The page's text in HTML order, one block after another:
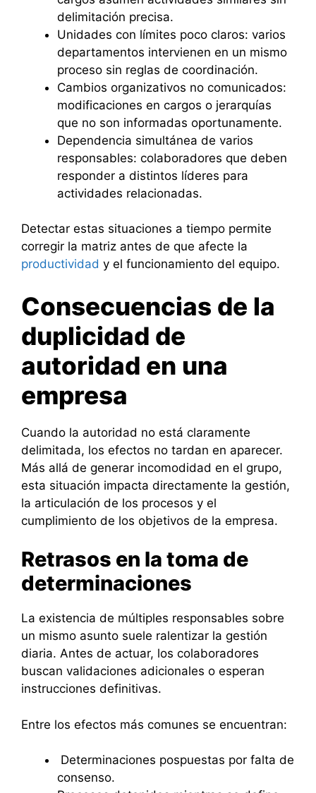
delimitación precisa.
Unidades con límites poco claros: varios
departamentos intervienen en un mismo
proceso sin reglas de coordinación.
Cambios organizativos no comunicados:
modificaciones en cargos o jerarquías
que no son informadas oportunamente.
Dependencia simultánea de varios
responsables: colaboradores que deben
responder a distintos líderes para
actividades relacionadas.
Detectar estas situaciones a tiempo permite
corregir la matriz antes de que afecte la
productividad y el funcionamiento del equipo.
Consecuencias de la
duplicidad de
autoridad en una
empresa
Cuando la autoridad no está claramente
delimitada, los efectos no tardan en aparecer.
Más allá de generar incomodidad en el grupo,
esta situación impacta directamente la gestión,
la articulación de los procesos y el
cumplimiento de los objetivos de la empresa.
Retrasos en la toma de
determinaciones
La existencia de múltiples responsables sobre
un mismo asunto suele ralentizar la gestión
diaria. Antes de actuar, los colaboradores
buscan validaciones adicionales o esperan
instrucciones definitivas.
Entre los efectos más comunes se encuentran:
Determinaciones pospuestas por falta de
consenso.